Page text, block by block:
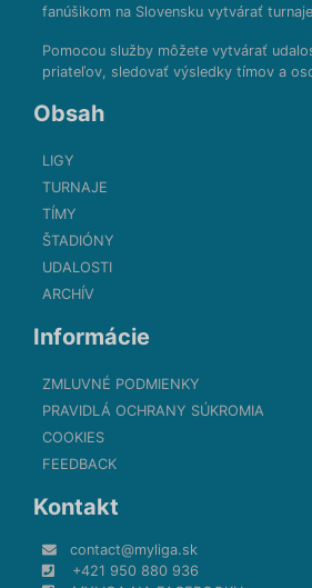
fanúšikom na Slovensku vytvárať
Pomocou služby môžete vytvárať
priateľov, sledovať výsledky tímov a
Obsah
LIGY
TURNAJE
TÍMY
ŠTADIÓNY
UDALOSTI
ARCHÍV
Informácie
ZMLUVNÉ PODMIENKY
PRAVIDLÁ OCHRANY SÚKROMIA
COOKIES
FEEDBACK
Kontakt
contact@myliga.sk
+421 950 880 936